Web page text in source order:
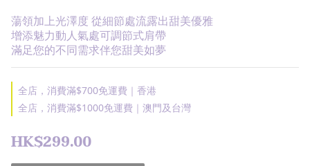
蕩領加上光澤度 從細節處流露出甜美優雅
增添魅力動人氣處可調節式肩帶
滿足您的不同需求伴您甜美如夢
全店，消費滿$700免運費｜香港
全店，消費滿$1000免運費｜澳門及台灣
HK$299.00